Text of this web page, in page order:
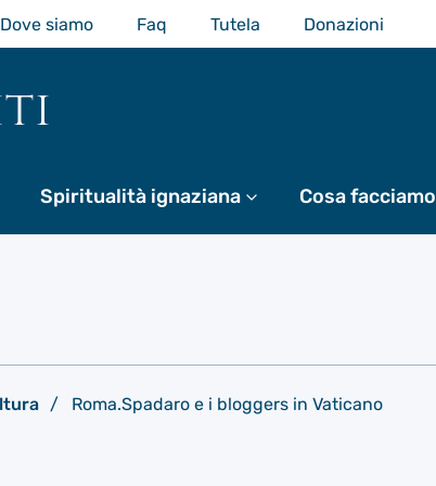
Dove siamo Faq Tutela Donazioni
Di piùSpiritualità ignaziana Di piùCosa facciamo
Roma.Spadaro e i bloggers in Vaticano